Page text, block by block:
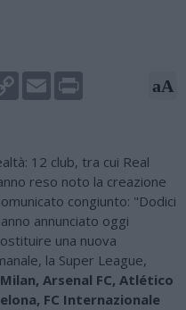
Copy
Link
Email aA
12 club, tra cui Real
reso noto la creazione
congiunto: "Dodici
annunciato oggi
una nuova
la Super League,
Arsenal FC, Atlético
FC Internazionale